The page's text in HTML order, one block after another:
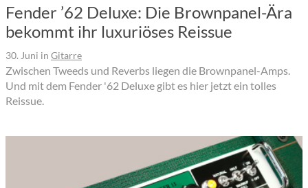
Fender ’62 Deluxe: Die Brownpanel-Ära
bekommt ihr luxuriöses Reissue
30. Juni in Gitarre
Zwischen Tweeds und Reverbs liegen die Brownpanel-Amps.
Und mit dem Fender '62 Deluxe gibt es hier jetzt ein tolles
Reissue.